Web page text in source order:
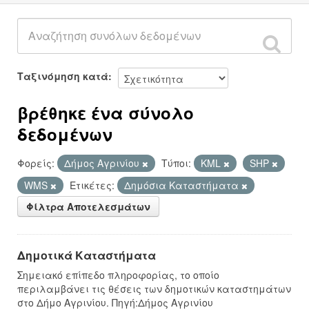
Ταξινόμηση κατά
βρέθηκε ένα σύνολο
δεδομένων
Φορείς: Δήμος Αγρινίου Τύποι: KML
SHP
WMS
Ετικέτες:
Δημόσια Καταστήματα
Φίλτρα Αποτελεσμάτων
Δημοτικά Καταστήματα
Σημειακό επίπεδο πληροφορίας, το οποίο
περιλαμβάνει τις θέσεις των δημοτικών καταστημάτων
στο Δήμο Αγρινίου. Πηγή:Δήμος Αγρινίου